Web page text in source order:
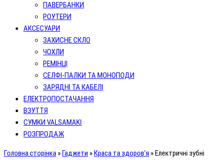
ПАВЕРБАНКИ
РОУТЕРИ
АКСЕСУАРИ
ЗАХИСНЕ СКЛО
ЧОХЛИ
РЕМІНЦІ
СЕЛФІ-ПАЛКИ ТА МОНОПОДИ
ЗАРЯДНІ ТА КАБЕЛІ
ЕЛЕКТРОПОСТАЧАННЯ
ВЗУТТЯ
СУМКИ VALSAMAKI
РОЗПРОДАЖ
Головна сторінка »Гаджети »Краса та здоров'я »Електричні зубні